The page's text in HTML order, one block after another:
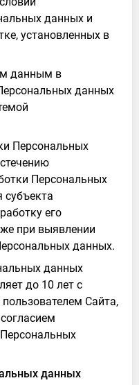
данных и
установленных в
данным в
данных
Персональных
Персональных
субъекта
его
при выявлении
данных.
данных
до 10 лет с
Сайта,
данных